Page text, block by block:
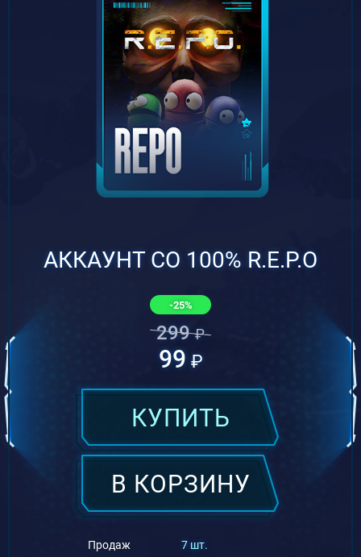
АККАУНТ СО 100% R.E.P.O
Продаж
7 шт.
-25%
299 ₽
99 ₽
КУПИТЬ
В КОРЗИНУ